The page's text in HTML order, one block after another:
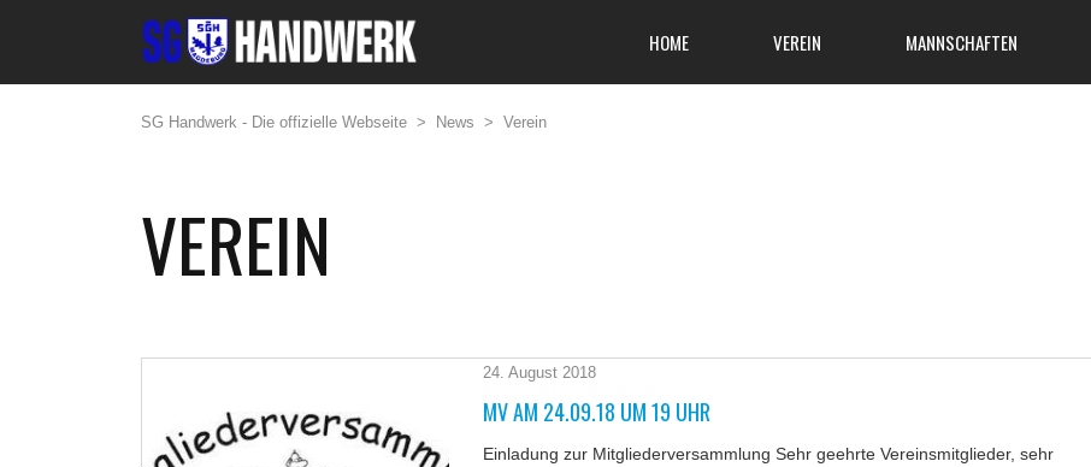
HOME VEREIN MANNSCHAFTEN
SG Handwerk - Die offizielle Webseite > News > Verein
VEREIN
24. August 2018
MV AM 24.09.18 UM 19 UHR
Einladung zur Mitgliederversammlung Sehr geehrte Vereinsmitglieder, sehr